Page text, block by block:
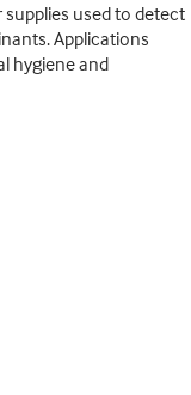
used to detect
Applications
hygiene and